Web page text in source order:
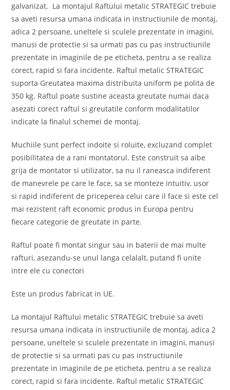
galvanizat. La montajul Raftului metalic STRATEGIC trebuie
sa aveti resursa umana indicata in instructiunile de montaj,
adica 2 persoane, uneltele si sculele prezentate in imagini,
manusi de protectie si sa urmati pas cu pas instructiunile
prezentate in imaginile de pe eticheta, pentru a se realiza
corect, rapid si fara incidente. Raftul metalic STRATEGIC
suporta Greutatea maxima distribuita uniform pe polita de
350 kg. Raftul poate sustine aceasta greutate numai daca
asezati corect raftul si greutatile conform modalitatilor
indicate la finalul schemei de montaj.
Muchiile sunt perfect indoite si roluite, excluzand complet
posibilitatea de a rani montatorul. Este construit sa aibe
grija de montator si utilizator, sa nu il raneasca indiferent
de manevrele pe care le face, sa se monteze intuitiv, usor
si rapid indiferent de priceperea celui care il face si este cel
mai rezistent raft economic produs in Europa pentru
fiecare categorie de greutate in parte.
Raftul poate fi montat singur sau in baterii de mai multe
rafturi, asezandu-se unul langa celalalt, putand fi unite
intre ele cu conectori
Este un produs fabricat in UE.
La montajul Raftului metalic STRATEGIC trebuie sa aveti
resursa umana indicata in instructiunile de montaj, adica 2
persoane, uneltele si sculele prezentate in imagini, manusi
de protectie si sa urmati pas cu pas instructiunile
prezentate in imaginile de pe eticheta, pentru a se realiza
corect, rapid si fara incidente. Raftul metalic STRATEGIC